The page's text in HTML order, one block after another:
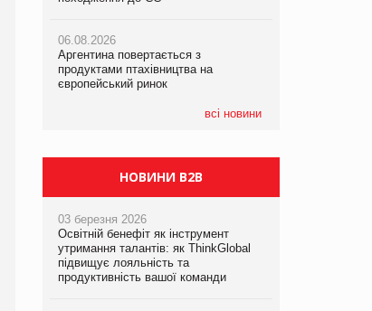
06.08.2026
Аргентина повертається з
продуктами птахівництва на
європейський ринок
всі новини
06.08.2026
Аргентина повертається з
продуктами птахівництва на
європейський ринок
06.08.2026
Аргентина повертається з
продуктами птахівництва на
європейський ринок
НОВИНИ B2B
03 березня 2026
Освітній бенефіт як інструмент
утримання талантів: як ThinkGlobal
підвищує лояльність та
продуктивність вашої команди